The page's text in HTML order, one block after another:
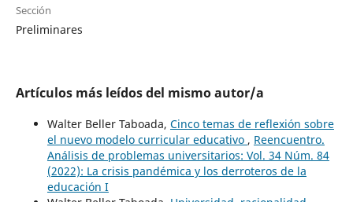
Sección
Preliminares
Artículos más leídos del mismo autor/a
Walter Beller Taboada, Cinco temas de reflexión sobre
el nuevo modelo curricular educativo , Reencuentro.
Análisis de problemas universitarios: Vol. 34 Núm. 84
(2022): La crisis pandémica y los derroteros de la
educación I